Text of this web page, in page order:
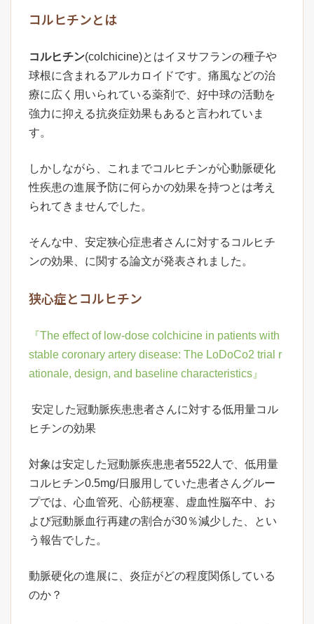
コルヒチンとは
コルヒチン(colchicine)とはイヌサフランの種子や
球根に含まれるアルカロイドです。痛風などの治
療に広く用いられている薬剤で、好中球の活動を
強力に抑える抗炎症効果もあると言われていま
す。
しかしながら、これまでコルヒチンが心動脈硬化
性疾患の進展予防に何らかの効果を持つとは考え
られてきませんでした。
そんな中、安定狭心症患者さんに対するコルヒチ
ンの効果、に関する論文が発表されました。
狭心症とコルヒチン
『The effect of low-dose colchicine in patients with
stable coronary artery disease: The LoDoCo2 trial r
ationale, design, and baseline characteristics』
安定した冠動脈疾患患者さんに対する低用量コル
ヒチンの効果
対象は安定した冠動脈疾患患者5522人で、低用量
コルヒチン0.5mg/日服用していた患者さんグルー
プでは、心血管死、心筋梗塞、虚血性脳卒中、お
よび冠動脈血行再建の割合が30％減少した、とい
う報告でした。
動脈硬化の進展に、炎症がどの程度関係している
のか？